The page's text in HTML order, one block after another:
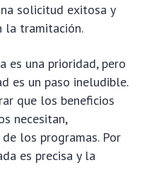
solicitud exitosa y
la tramitación.
es una prioridad, pero
es un paso ineludible.
que los beneficios
necesitan,
los programas. Por
es precisa y la